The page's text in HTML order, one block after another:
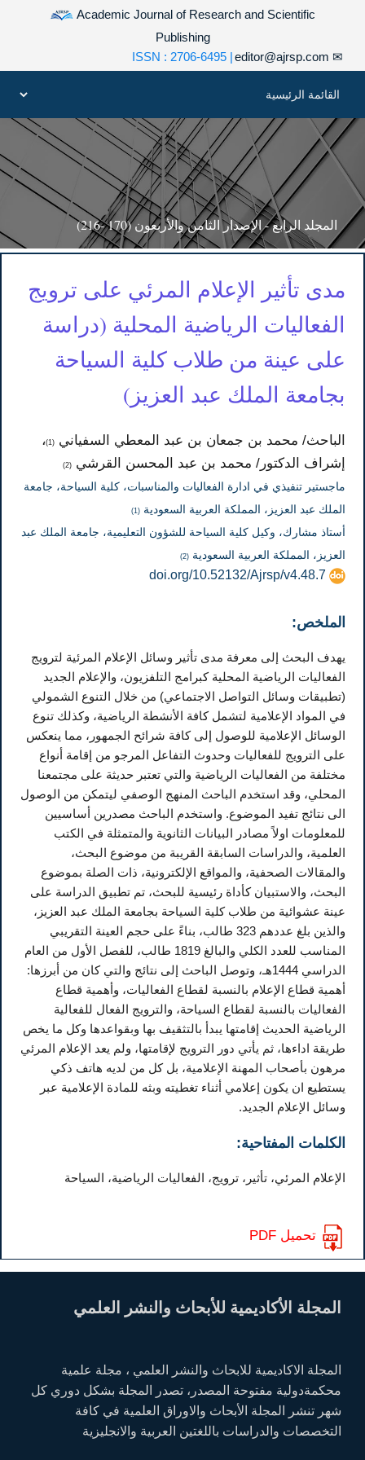
Academic Journal of Research and Scientific
Publishing
✉
المجلد الرابع - الإصدار الثامن والأربعون (170 -216)
مدى تأثير الإعلام المرئي على ترويج
الفعاليات الرياضية المحلية (دراسة
على عينة من طلاب كلية السياحة
بجامعة الملك عبد العزيز)
الباحث/ محمد بن جمعان بن عبد المعطي السفياني (1)
،
إشراف الدكتور/ محمد بن عبد المحسن القرشي (2)
ماجستير تنفيذي في ادارة الفعاليات والمناسبات، كلية السياحة، جامعة
الملك عبد العزيز، المملكة العربية السعودية (1)
أستاذ مشارك، وكيل كلية السياحة للشؤون التعليمية، جامعة الملك عبد
العزيز، المملكة العربية السعودية (2)
doi.org/10.52132/Ajrsp/v4.48.7
الملخص:
يهدف البحث إلى معرفة مدى تأثير وسائل الإعلام المرئية لترويج
الفعاليات الرياضية المحلية كبرامج التلفزيون، والإعلام الجديد
(تطبيقات وسائل التواصل الاجتماعي) من خلال التنوع الشمولي
في المواد الإعلامية لتشمل كافة الأنشطة الرياضية، وكذلك تنوع
الوسائل الإعلامية للوصول إلى كافة شرائح الجمهور، مما ينعكس
على الترويج للفعاليات وحدوث التفاعل المرجو من إقامة أنواع
مختلفة من الفعاليات الرياضية والتي تعتبر حديثة على مجتمعنا
المحلي، وقد استخدم الباحث المنهج الوصفي ليتمكن من الوصول
الى نتائج تفيد الموضوع. واستخدم الباحث مصدرين أساسيين
للمعلومات اولاً مصادر البيانات الثانوية والمتمثلة في الكتب
العلمية، والدراسات السابقة القريبة من موضوع البحث،
والمقالات الصحفية، والمواقع الإلكترونية، ذات الصلة بموضوع
البحث، والاستبيان كأداة رئيسية للبحث، تم تطبيق الدراسة على
عينة عشوائية من طلاب كلية السياحة بجامعة الملك عبد العزيز،
والذين بلغ عددهم 323 طالب، بناءً على حجم العينة التقريبي
المناسب للعدد الكلي والبالغ 1819 طالب، للفصل الأول من العام
الدراسي 1444هـ، وتوصل الباحث إلى نتائج والتي كان من أبرزها:
أهمية قطاع الإعلام بالنسبة لقطاع الفعاليات، وأهمية قطاع
الفعاليات بالنسبة لقطاع السياحة، والترويج الفعال للفعالية
الرياضية الحديث إقامتها يبدأ بالتثقيف بها وبقواعدها وكل ما يخص
طريقة اداءها، ثم يأتي دور الترويج لإقامتها، ولم يعد الإعلام المرئي
مرهون بأصحاب المهنة الإعلامية، بل كل من لديه هاتف ذكي
يستطيع ان يكون إعلامي أثناء تغطيته وبثه للمادة الإعلامية عبر
وسائل الإعلام الجديد.
الكلمات المفتاحية:
الإعلام المرئي، تأثير، ترويج، الفعاليات الرياضية، السياحة
تحميل PDF
المجلة الأكاديمية للأبحاث والنشر العلمي
المجلة الاكاديمية للابحاث والنشر العلمي ، مجلة علمية
محكمةدولية مفتوحة المصدر، تصدر المجلة بشكل دوري كل
شهر تنشر المجلة الأبحاث والاوراق العلمية في كافة
التخصصات والدراسات باللغتين العربية والانجليزية